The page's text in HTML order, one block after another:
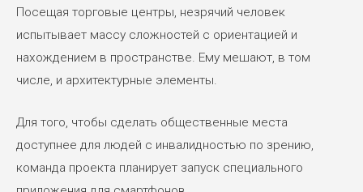
Посещая торговые центры, незрячий человек
испытывает массу сложностей с ориентацией и
нахождением в пространстве. Ему мешают, в том
числе, и архитектурные элементы.
Для того, чтобы сделать общественные места
доступнее для людей с инвалидностью по зрению,
команда проекта планирует запуск специального